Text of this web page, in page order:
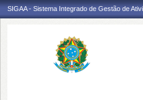
SIGAA - Sistema Integrado de Gestão de